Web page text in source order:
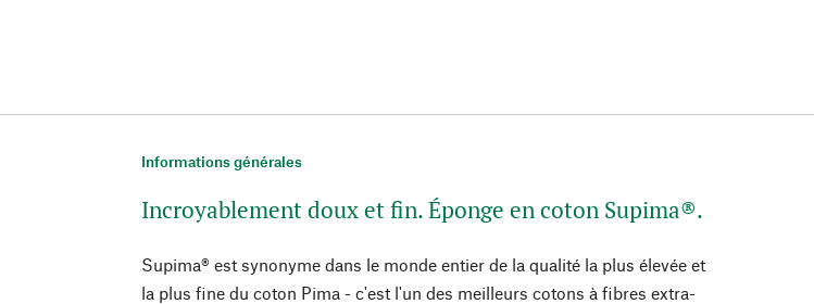
Informations générales
Incroyablement doux et fin. Éponge en coton Supima®.
Supima® est synonyme dans le monde entier de la qualité la plus élevée et
la plus fine du coton Pima - c'est l'un des meilleurs cotons à fibres extra-